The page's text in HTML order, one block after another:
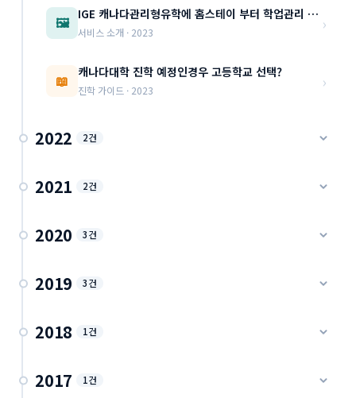
🖼️ IGE 캐나다관리형유학에 홈스테이 부터 학업관리 세부내용 소개(북미, 한국 대학 진학대비)
서비스 소개 · 2023 ›
📖 캐나다대학 진학 예정인경우 고등학교 선택?
진학 가이드 · 2023 ›
2022 2건
진학 가이드 · 2022
세미스터 학교와 리니어 학교의 차이
2021 2건
진학 가이드 · 2021
IGE 졸업생들의 대학 합격 현황 입니다.
2020 3건
추천서 가이드 · 2020
바이러스가 바꾼 ap, 토플 시험의 행운
눈으로 인한 휴교,휴원
2019 3건
진학 가이드 · 2019
아보츠포드 SJB 학부모 미팅 2편
2018 1건
학부모 미팅 · 2018
2017 1건